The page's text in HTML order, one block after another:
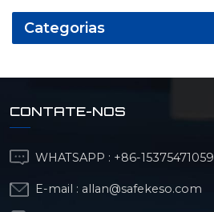
Categorias
CONTATE-NOS
WHATSAPP : +86-15375471059
E-mail : allan@safekeso.com